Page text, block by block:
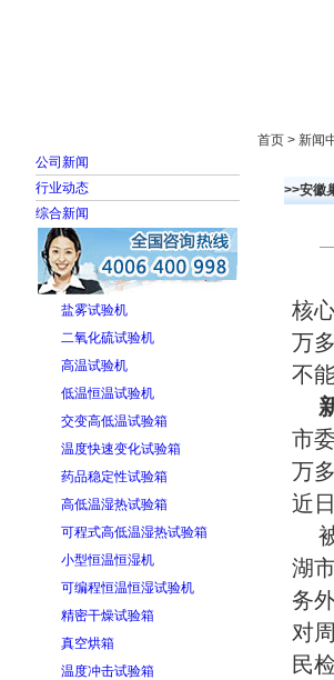
公司新闻
行业动态
综合新闻
盐雾试验机
二氧化硫试验机
高温试验机
低温恒温试验机
交变高低温试验箱
温度快速变化试验箱
药品稳定性试验箱
高低温湿热试验箱
可程式高低温湿热试验箱
小型恒温恒湿机
可编程恒温恒湿试验机
精密干燥试验箱
真空烘箱
温度冲击试验箱
首页 > 新闻
>>安徽
核
万
不
市
万
近
湖
务
对
民